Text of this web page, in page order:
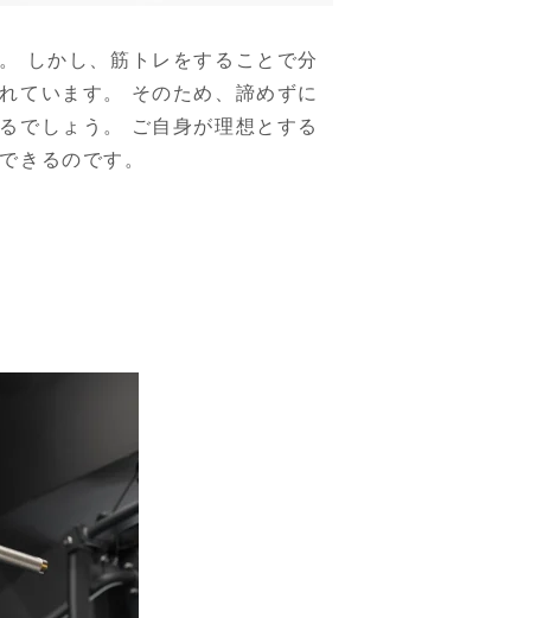
しかし、筋トレをすることで分
ています。 そのため、諦めずに
でしょう。 ご自身が理想とする
きるのです。